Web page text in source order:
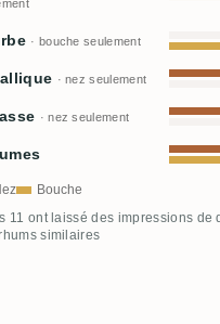
· bouche seulement
· nez seulement
· nez seulement
Bouche
11 ont laissé des impressions
similaires